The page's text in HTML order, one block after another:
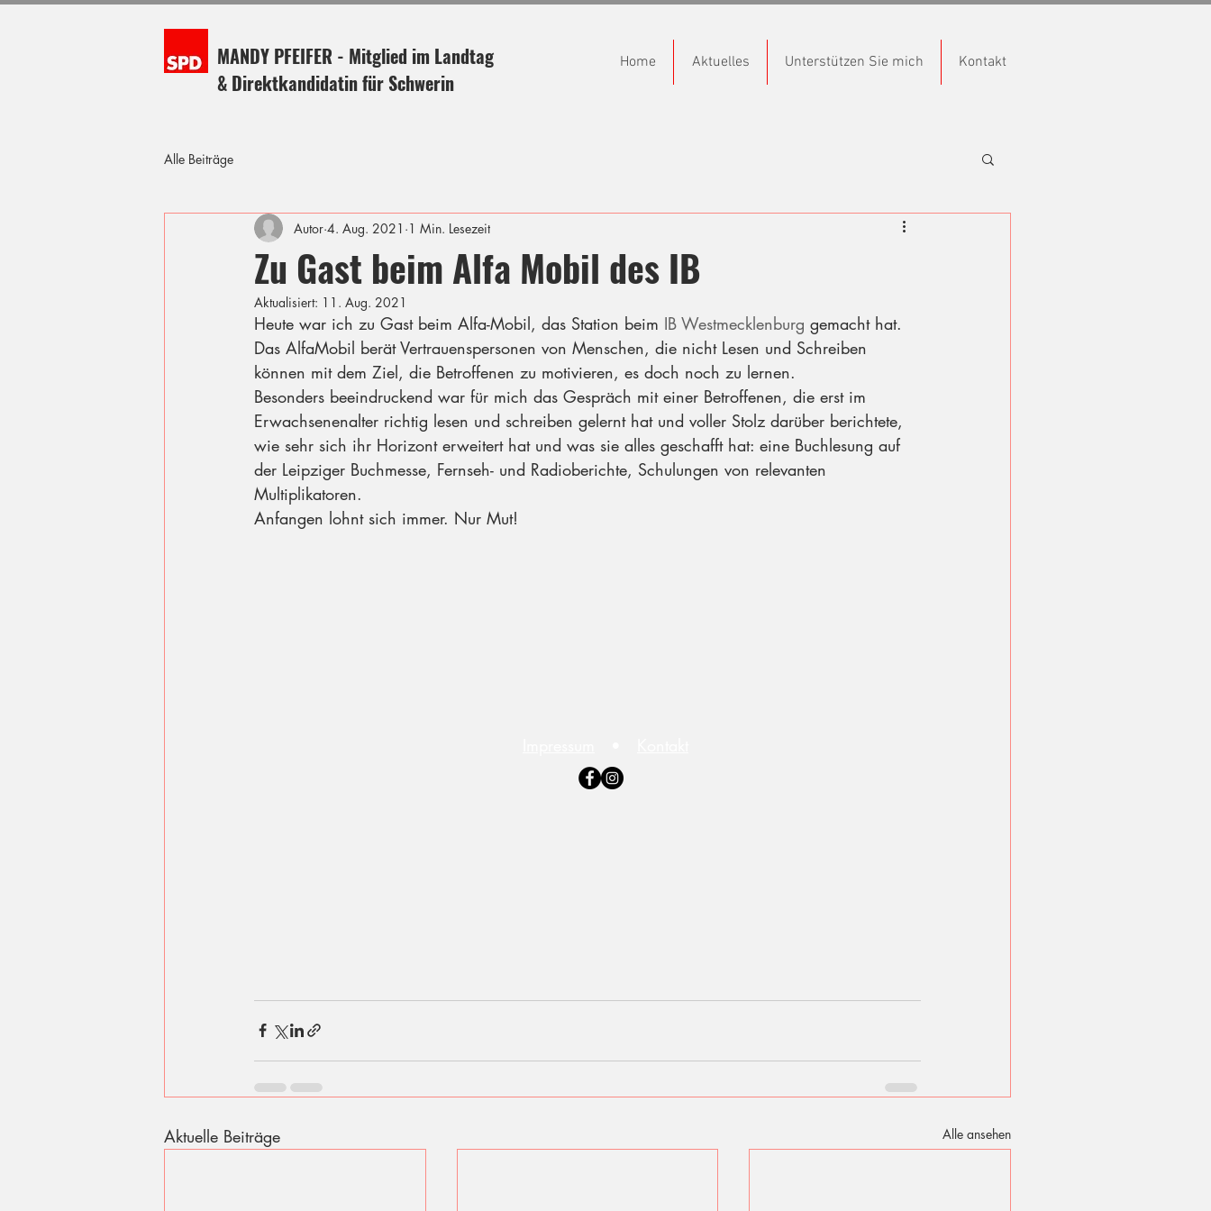
MANDY PFEIFER - Mitglied im Landtag
& Direktkandidatin für Schwerin
Home Aktuelles Unterstützen Sie mich Kontakt
Alle Beiträge
Zu Gast beim Alfa Mobil des IB
Autor 4. Aug. 2021 1 Min. Lesezeit
Aktualisiert: 11. Aug. 2021
Heute war ich zu Gast beim Alfa-Mobil, das Station beim IB Westmecklenburg gemacht hat.
Das AlfaMobil berät Vertrauenspersonen von Menschen, die nicht Lesen und Schreiben
können mit dem Ziel, die Betroffenen zu motivieren, es doch noch zu lernen.
Besonders beeindruckend war für mich das Gespräch mit einer Betroffenen, die erst im
Erwachsenenalter richtig lesen und schreiben gelernt hat und voller Stolz darüber berichtete,
wie sehr sich ihr Horizont erweitert hat und was sie alles geschafft hat: eine Buchlesung auf
der Leipziger Buchmesse, Fernseh- und Radioberichte, Schulungen von relevanten
Multiplikatoren.
Anfangen lohnt sich immer. Nur Mut!
Aktuelle Beiträge Alle ansehen